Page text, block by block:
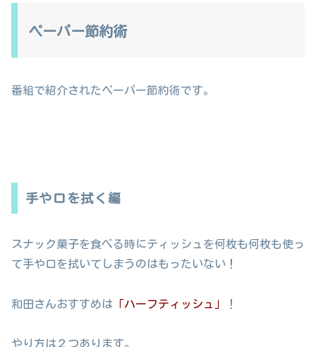
ペーパー節約術
番組で紹介されたペーパー節約術です。
手や口を拭く編
スナック菓子を食べる時にティッシュを何枚も何枚も使っ
て手や口を拭いてしまうのはもったいない！
和田さんおすすめは 「ハーフティッシュ」 ！
やり方は２つあります。